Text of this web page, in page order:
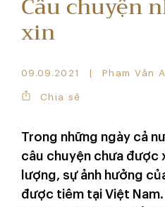
xin
09.09.2021 Phạm Vân
Chia sẻ
Trong những ngày cả
câu chuyện chưa được
lượng, sự ảnh hưởng
được tiêm tại Việt